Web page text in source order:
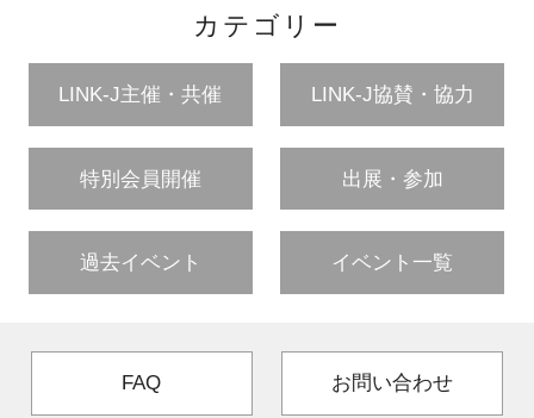
カテゴリー
LINK-J主催・共催 LINK-J協賛・協力
特別会員開催 出展・参加
過去イベント イベント一覧
FAQ お問い合わせ